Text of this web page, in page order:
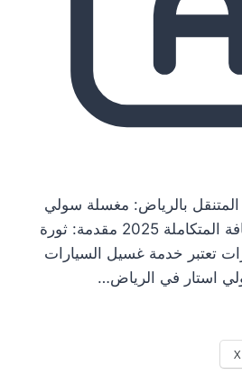
بالرياض: مغسلة سولي
استار – الرفاهية والنظافة المتكاملة 2025 مقدمة: ثورة
تعتبر خدمة غسيل السيارات
استار في الرياض…
X